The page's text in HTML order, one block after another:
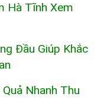
Hà Tĩnh Xem
Đầu Giúp Khắc
Nhanh Thu